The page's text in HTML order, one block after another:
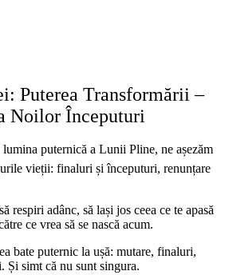
Puterea Transformării –
Noilor Începuturi
puternică a Lunii Pline, ne așezăm
vieții: finaluri și începuturi, renunțare
respiri adânc, să lași jos ceea ce te apasă
ce vrea să se nască acum.
bate puternic la ușă: mutare, finaluri,
Și simt că nu sunt singura.